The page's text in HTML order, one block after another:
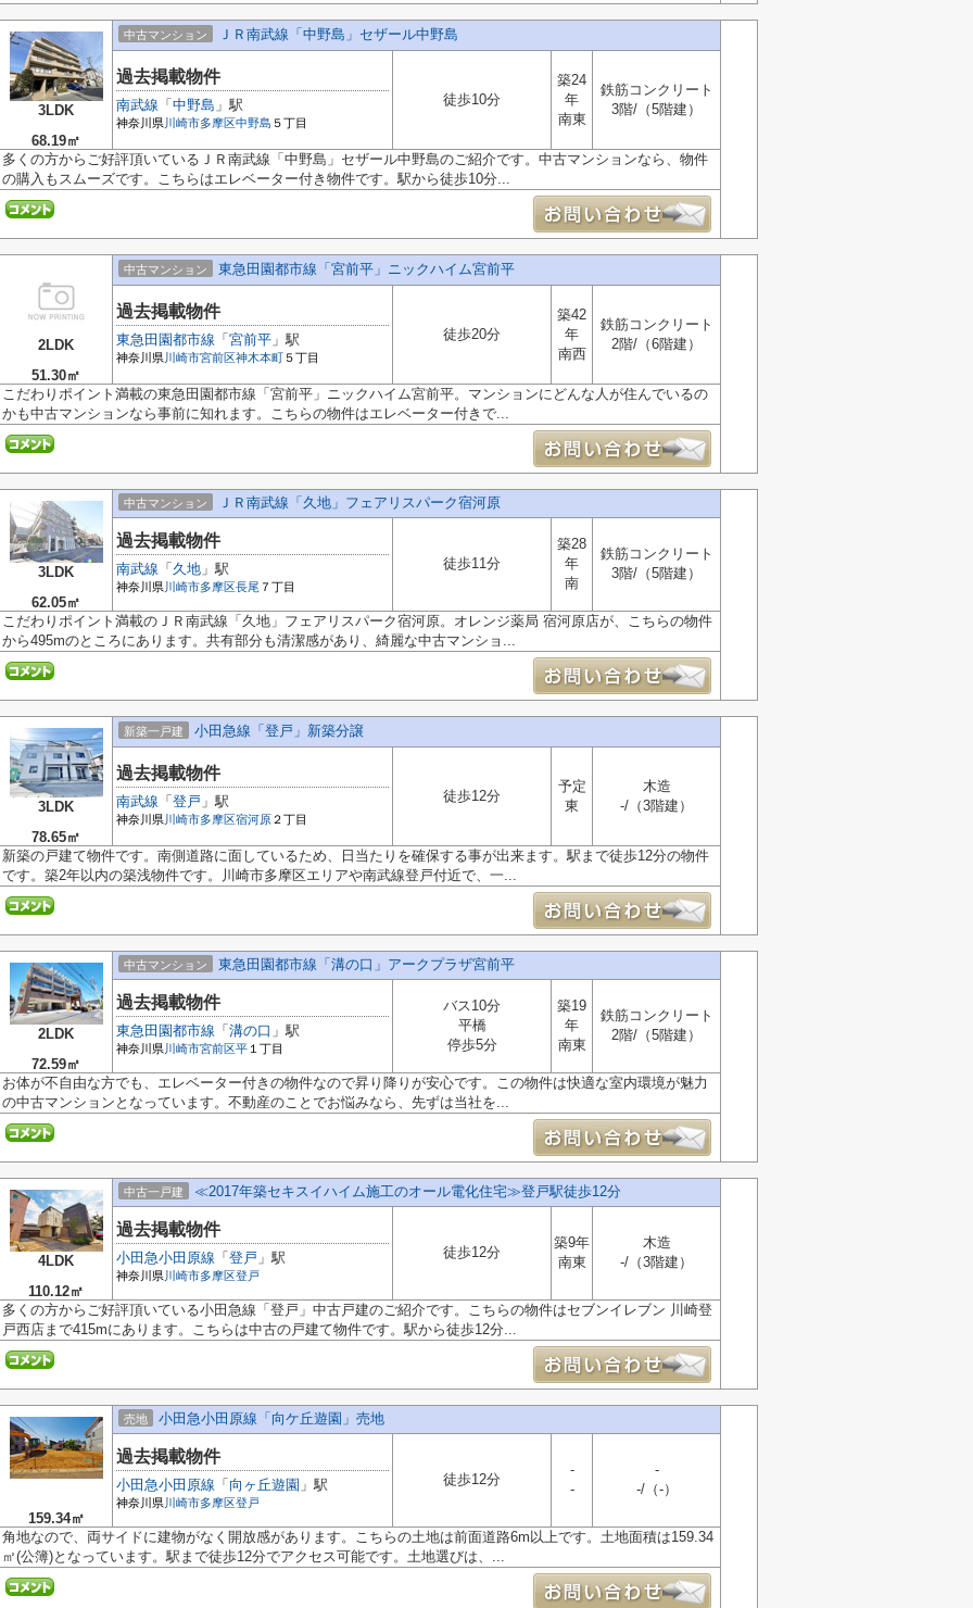
3LDK
68.19㎡
中古マンション ＪＲ南武線「中野島」セザール中野島
過去掲載物件
南武線 「 中野島 」駅
神奈川県川崎市多摩区中野島 ５丁目
徒歩10分
築24
年
南東
鉄筋コンクリート
3階/（5階建）
多くの方からご好評頂いているＪＲ南武線「中野島」セザール中野島のご紹介です。中古マンションなら、物件
の購入もスムーズです。こちらはエレベーター付き物件です。駅から徒歩10分...
2LDK
51.30㎡
中古マンション 東急田園都市線「宮前平」ニックハイム宮前平
過去掲載物件
東急田園都市線 「 宮前平 」駅
神奈川県川崎市宮前区神木本町 ５丁目
徒歩20分
築42
年
南西
鉄筋コンクリート
2階/（6階建）
こだわりポイント満載の東急田園都市線「宮前平」ニックハイム宮前平。マンションにどんな人が住んでいるの
かも中古マンションなら事前に知れます。こちらの物件はエレベーター付きで...
3LDK
62.05㎡
中古マンション ＪＲ南武線「久地」フェアリスパーク宿河原
過去掲載物件
南武線 「 久地 」駅
神奈川県川崎市多摩区長尾 ７丁目
徒歩11分
築28
年
南
鉄筋コンクリート
3階/（5階建）
こだわりポイント満載のＪＲ南武線「久地」フェアリスパーク宿河原。オレンジ薬局 宿河原店が、こちらの物件
から495mのところにあります。共有部分も清潔感があり、綺麗な中古マンショ...
3LDK
78.65㎡
新築一戸建 小田急線「登戸」新築分譲
過去掲載物件
南武線 「 登戸 」駅
神奈川県川崎市多摩区宿河原 ２丁目
徒歩12分
予定
東
木造
-/（3階建）
新築の戸建て物件です。南側道路に面しているため、日当たりを確保する事が出来ます。駅まで徒歩12分の物件
です。築2年以内の築浅物件です。川崎市多摩区エリアや南武線登戸付近で、一...
2LDK
72.59㎡
中古マンション 東急田園都市線「溝の口」アークプラザ宮前平
過去掲載物件
東急田園都市線 「 溝の口 」駅
神奈川県川崎市宮前区平 １丁目
バス10分
平橋
停歩5分
築19
年
南東
鉄筋コンクリート
2階/（5階建）
お体が不自由な方でも、エレベーター付きの物件なので昇り降りが安心です。この物件は快適な室内環境が魅力
の中古マンションとなっています。不動産のことでお悩みなら、先ずは当社を...
4LDK
110.12㎡
中古一戸建 ≪2017年築セキスイハイム施工のオール電化住宅≫登戸駅徒歩12分
過去掲載物件
小田急小田原線 「 登戸 」駅
神奈川県川崎市多摩区登戸
徒歩12分
築9年
南東
木造
-/（3階建）
多くの方からご好評頂いている小田急線「登戸」中古戸建のご紹介です。こちらの物件はセブンイレブン 川崎登
戸西店まで415mにあります。こちらは中古の戸建て物件です。駅から徒歩12分...
159.34㎡
売地 小田急小田原線「向ケ丘遊園」売地
過去掲載物件
小田急小田原線 「 向ヶ丘遊園 」駅
神奈川県川崎市多摩区登戸
徒歩12分
-
-
-
-/（-）
角地なので、両サイドに建物がなく開放感があります。こちらの土地は前面道路6m以上です。土地面積は159.34
㎡(公簿)となっています。駅まで徒歩12分でアクセス可能です。土地選びは、...